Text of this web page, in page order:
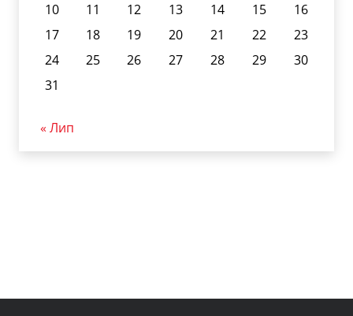
10
11 12 13 14 15
16
17
18 19 20 21 22
23
24
25 26 27 28 29
30
31
« Лип